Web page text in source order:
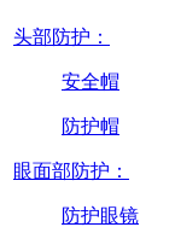
头部防护：
安全帽
防护帽
眼面部防护：
防护眼镜